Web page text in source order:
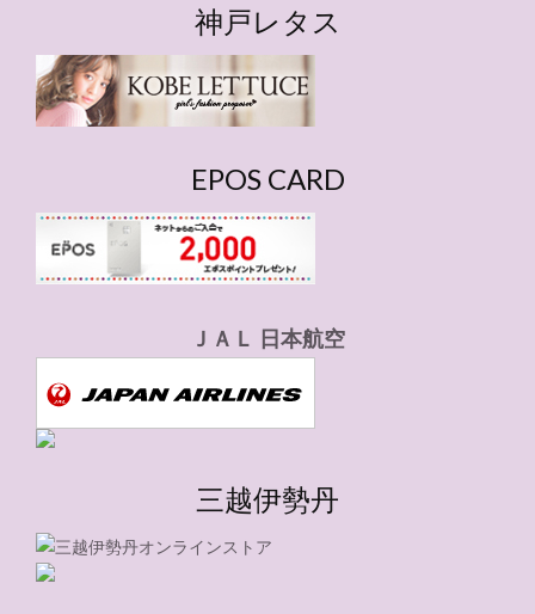
ー
神戸レタス
EPOS CARD
ＪＡＬ 日本航空
三越伊勢丹